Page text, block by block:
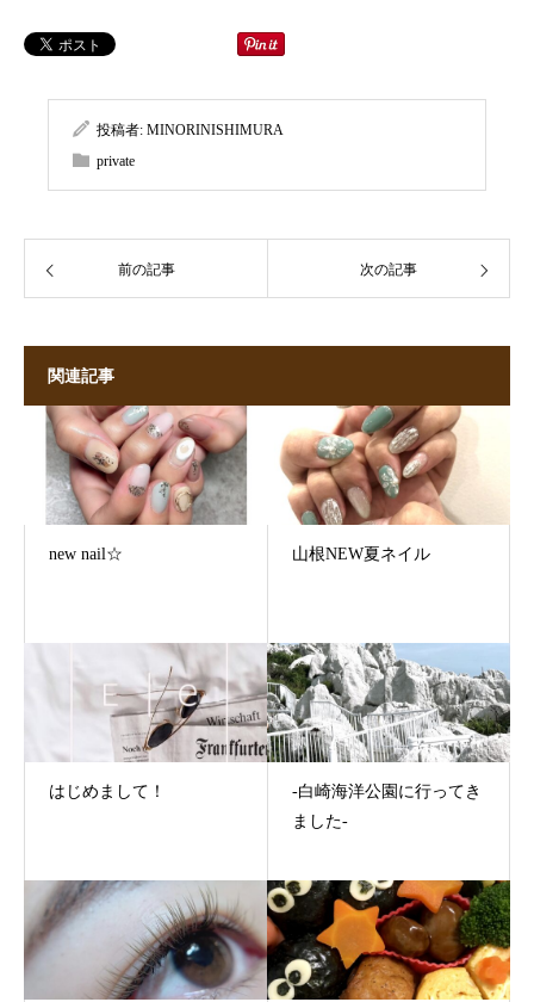
投稿者: MINORINISHIMURA
private
前の記事 次の記事
関連記事
new nail☆ 山根NEW夏ネイル
はじめまして！
-白崎海洋公園に行ってき
ました-